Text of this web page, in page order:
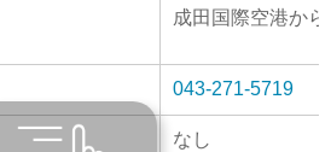
成田国際空港か
043-271-5719
なし